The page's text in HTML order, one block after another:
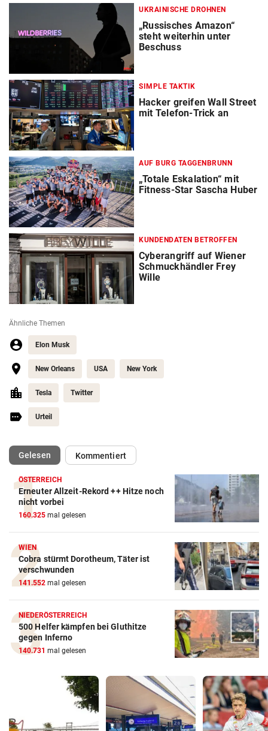
UKRAINISCHE DROHNEN
„Russisches Amazon“
steht weiterhin unter
Beschuss
SIMPLE TAKTIK
Hacker greifen Wall Street
mit Telefon-Trick an
AUF BURG TAGGENBRUNN
„Totale Eskalation“ mit
Fitness-Star Sascha Huber
KUNDENDATEN BETROFFEN
Cyberangriff auf Wiener
Schmuckhändler Frey
Wille
Ähnliche Themen
Elon Musk
New Orleans USA New York
Tesla Twitter
Urteil
Gelesen(ausgewählt)Kommentiert
ÖSTERREICH
Erneuter Allzeit-Rekord ++ Hitze noch
nicht vorbei
160.325 mal gelesen
WIEN
Cobra stürmt Dorotheum, Täter ist
verschwunden
141.552 mal gelesen
NIEDERÖSTERREICH
500 Helfer kämpfen bei Gluthitze
gegen Inferno
140.731 mal gelesen